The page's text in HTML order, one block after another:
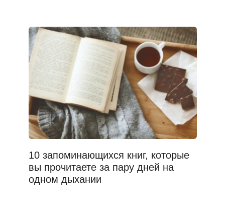
10 запоминающихся книг, которые
вы прочитаете за пару дней на
одном дыхании